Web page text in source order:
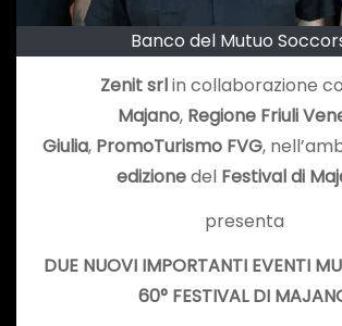
Banco del Mutuo
Zenit srlin collaborazione
Majano, Regione Friuli
Giulia, PromoTurismo FVG,
edizionedel Festival di
presenta
DUE NUOVI IMPORTANTI EVENTI
60° FESTIVAL DI